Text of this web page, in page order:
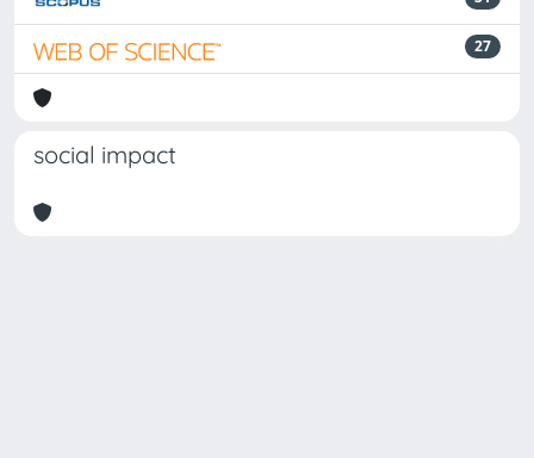
27
social impact